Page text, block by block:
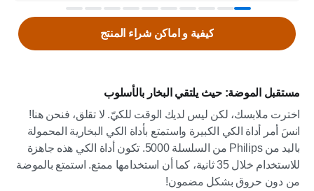
مستقبل الموضة: حيث يلتقي البخار بالأسلوب
اخترت ملابسك، لكن ليس لديك الوقت للكيّ. لا تقلق، فنحن هنا!
انسَ أمر أداة الكي الكبيرة واستمتع بأداة الكي البخارية المحمولة
باليد من Philips من السلسلة 5000. تكون أداة الكي هذه جاهزة
للاستخدام خلال 35 ثانية، كما أن استخدامها ممتع. استمتع بالموضة
من دون حروق بشكل مضمون!
كيفية و اماكن شراء المنتج